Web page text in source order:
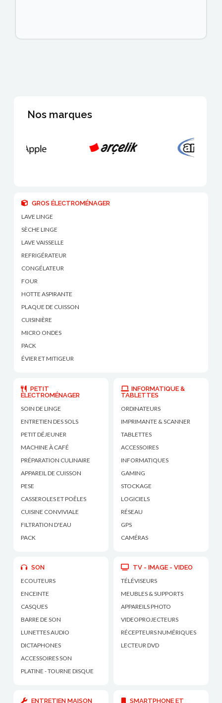
Nos marques
GROS ÉLECTROMÉNAGER
LAVE LINGE
SÈCHE LINGE
LAVE VAISSELLE
REFRIGÉRATEUR
CONGÉLATEUR
FOUR
HOTTE ASPIRANTE
PLAQUE DE CUISSON
CUISINIÈRE
MICRO ONDES
PACK
ÉVIER ET MITIGEUR
PETIT
ÉLECTROMÉNAGER
SOIN DE LINGE
ENTRETIEN DES SOLS
PETIT DÉJEUNER
MACHINE À CAFÉ
PRÉPARATION CULINAIRE
APPAREIL DE CUISSON
PESE
CASSEROLES ET POÊLES
CUISINE CONVIVIALE
FILTRATION D'EAU
PACK
INFORMATIQUE &
TABLETTES
ORDINATEURS
IMPRIMANTE & SCANNER
TABLETTES
ACCESSOIRES
INFORMATIQUES
GAMING
STOCKAGE
LOGICIELS
RÉSEAU
GPS
CAMÉRAS
SON
ECOUTEURS
ENCEINTE
CASQUES
BARRE DE SON
LUNETTES AUDIO
DICTAPHONES
ACCESSOIRES SON
PLATINE - TOURNE DISQUE
TV - IMAGE - VIDEO
TÉLÉVISEURS
MEUBLES & SUPPORTS
APPAREILS PHOTO
VIDEOPROJECTEURS
RÉCEPTEURS NUMÉRIQUES
LECTEUR DVD
ENTRETIEN MAISON
SMARTPHONE ET